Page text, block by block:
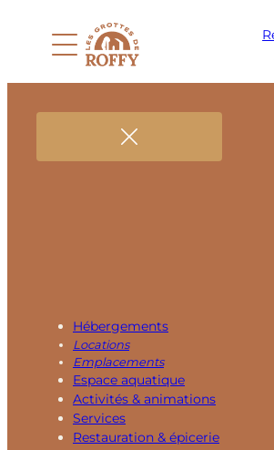
Hébergements
Locations
Emplacements
Espace aquatique
Activités & animations
Services
Restauration & épicerie